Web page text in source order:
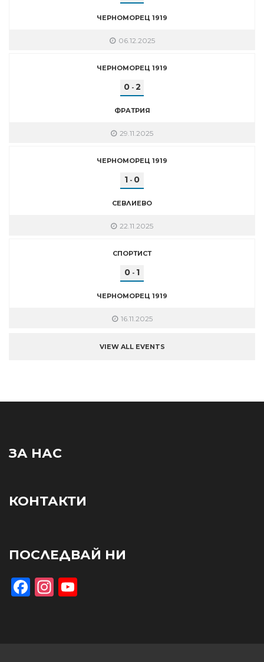
ЧЕРНОМОРЕЦ 1919
06.12.2025
ЧЕРНОМОРЕЦ 1919
0- 2
ФРАТРИЯ
29.11.2025
ЧЕРНОМОРЕЦ 1919
1 - 0
СЕВЛИЕВО
22.11.2025
СПОРТИСТ
0 - 1
ЧЕРНОМОРЕЦ 1919
16.11.2025
VIEW ALL EVENTS
ЗА НАС
КОНТАКТИ
ПОСЛЕДВАЙ НИ
Facebook
Instagram